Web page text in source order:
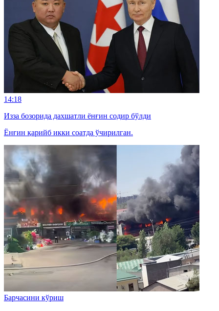
14:18
Изза бозорида дахшатли ёнғин содир бўлди
Ёнғин қарийб икки соатда ўчирилган.
Барчасини кўриш